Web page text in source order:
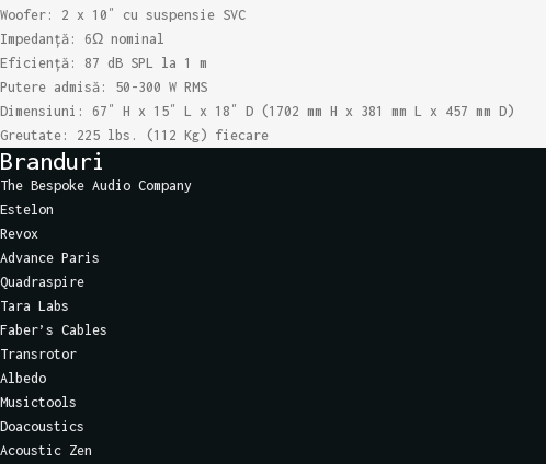
Woofer: 2 x 10″ cu suspensie SVC
Impedanță: 6Ω nominal
Eficiență: 87 dB SPL la 1 m
Putere admisă: 50-300 W RMS
Dimensiuni: 67″ H x 15″ L x 18″ D (1702 mm H x 381 mm L x 457 mm D)
Greutate: 225 lbs. (112 Kg) fiecare
Branduri
The Bespoke Audio Company
Estelon
Revox
Advance Paris
Quadraspire
Tara Labs
Faber’s Cables
Transrotor
Albedo
Musictools
Doacoustics
Acoustic Zen